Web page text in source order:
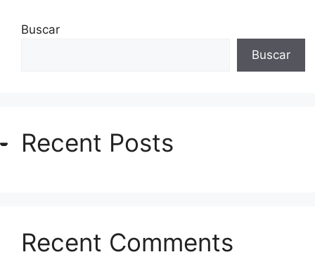
Buscar
Buscar
Recent Posts
Recent Comments